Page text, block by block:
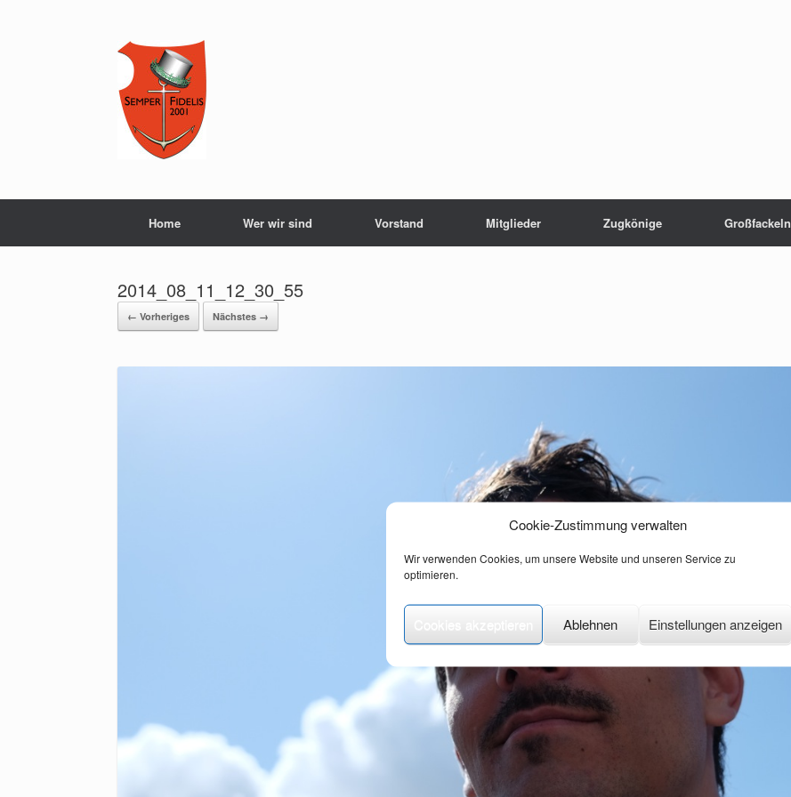
Cookie-Zustimmung verwalten
Wir verwenden Cookies, um unsere Website und unseren Service zu
optimieren.
Ablehnen Einstellungen anzeigen
Home Wer wir sind Vorstand Mitglieder Zugkönige Großfackeln
2014_08_11_12_30_55
← Vorheriges Nächstes →